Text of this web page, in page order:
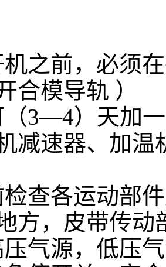
之前，必须
合模导轨 ）
（3—4）天加
减速器、加
查各运动部
方，皮带传动
气源，低压